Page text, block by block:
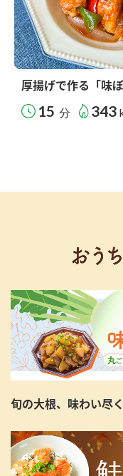
厚揚げで作る「味
15 分 343
旬の大根、味わい尽